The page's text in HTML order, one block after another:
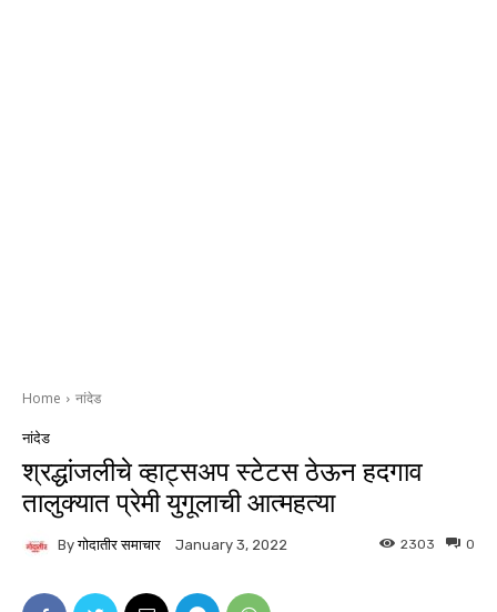
Home नांदेड
नांदेड
श्रद्धांजलीचे व्हाट्सअप स्टेटस ठेऊन हदगाव
तालुक्यात प्रेमी युगूलाची आत्महत्या
By गोदातीर समाचार January 3, 2022 0
2303